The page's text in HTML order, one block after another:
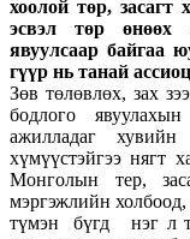
хоолой төр, засагт
эсвэл төр өнөөх
явуулсаар байгаа
гүүр нь танай
Зөв төлөвлөх, зах
бодлого
ажилладаг хувийн
хүмүүстэйгээ нягт
Монголын тер,
мэргэжлийн
түмэн бүгд нэг л